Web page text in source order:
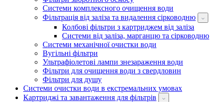
Системи комплексного очищення води
Фільтрація від заліза та видалення сірководню
Колбові фільтри з картриджем від заліза
Системи від заліза, марганцю та сірководню
Системи механічної очистки води
Вугільні фільтри
Ультрафіолетові лампи знезараження води
Фільтри для очищення води з свердловин
Фільтри для душу
Системи очистки води в екстремальних умовах
Картриджі та завантаження для фільтрів